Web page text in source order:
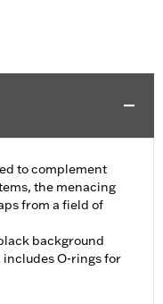
to complement
the menacing
from a field of
background
includes O-rings for